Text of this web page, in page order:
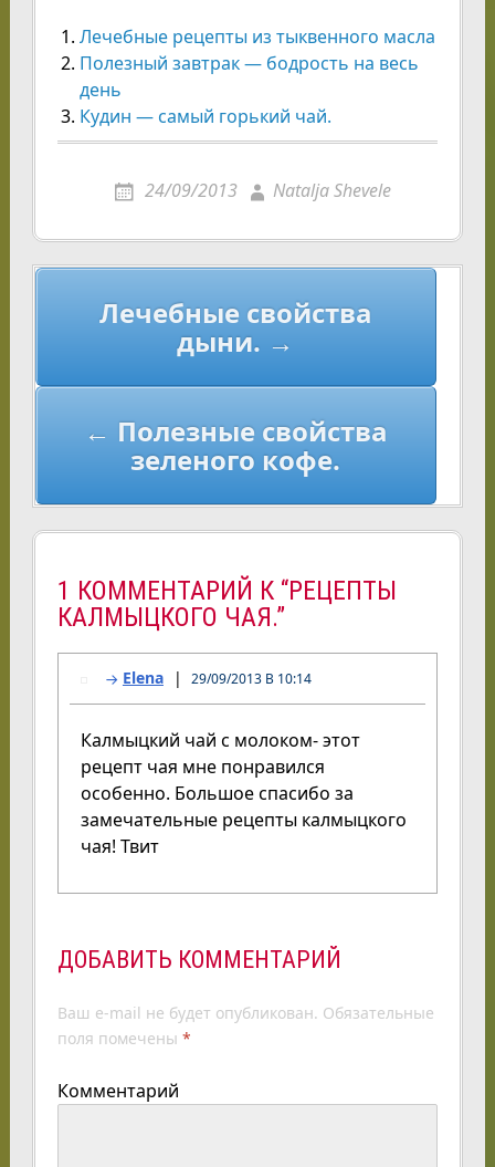
Лечебные рецепты из тыквенного масла
Полезный завтрак — бодрость на весь
день
Кудин — самый горький чай.
24/09/2013 Natalja Shevele
Навигация
Лечебные свойства
дыни. →
← Полезные свойства
зеленого кофе.
1 КОММЕНТАРИЙ К “РЕЦЕПТЫ
КАЛМЫЦКОГО ЧАЯ.”
Elena 29/09/2013 В 10:14
Калмыцкий чай с молоком- этот
рецепт чая мне понравился
особенно. Большое спасибо за
замечательные рецепты калмыцкого
чая! Твит
ДОБАВИТЬ КОММЕНТАРИЙ
Ваш e-mail не будет опубликован. Обязательные
поля помечены *
Комментарий